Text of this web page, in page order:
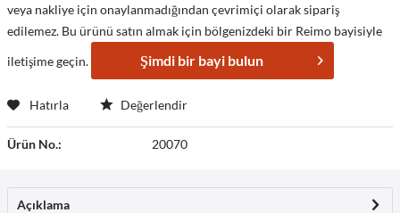
veya nakliye için onaylanmadığından çevrimiçi olarak sipariş
edilemez. Bu ürünü satın almak için bölgenizdeki bir Reimo bayisiyle
iletişime geçin.
Şimdi bir bayi bulun
Hatırla Değerlendir
Ürün No.: 20070
Açıklama